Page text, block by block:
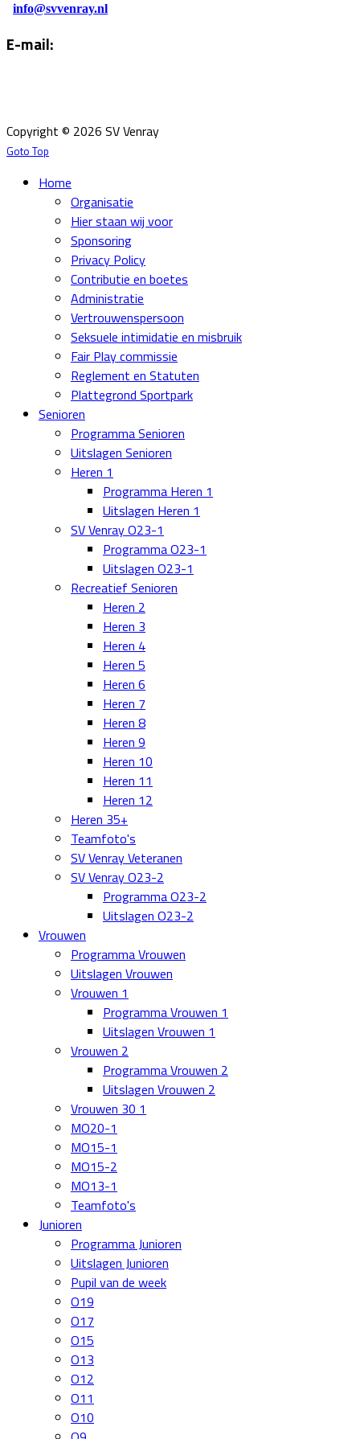
info@svvenray.nl
E-mail:
Copyright © 2026 SV Venray
Goto Top
Home
Organisatie
Hier staan wij voor
Sponsoring
Privacy Policy
Contributie en boetes
Administratie
Vertrouwenspersoon
Seksuele intimidatie en misbruik
Fair Play commissie
Reglement en Statuten
Plattegrond Sportpark
Senioren
Programma Senioren
Uitslagen Senioren
Heren 1
Programma Heren 1
Uitslagen Heren 1
SV Venray O23-1
Programma O23-1
Uitslagen O23-1
Recreatief Senioren
Heren 2
Heren 3
Heren 4
Heren 5
Heren 6
Heren 7
Heren 8
Heren 9
Heren 10
Heren 11
Heren 12
Heren 35+
Teamfoto's
SV Venray Veteranen
SV Venray O23-2
Programma O23-2
Uitslagen O23-2
Vrouwen
Programma Vrouwen
Uitslagen Vrouwen
Vrouwen 1
Programma Vrouwen 1
Uitslagen Vrouwen 1
Vrouwen 2
Programma Vrouwen 2
Uitslagen Vrouwen 2
Vrouwen 30 1
MO20-1
MO15-1
MO15-2
MO13-1
Teamfoto's
Junioren
Programma Junioren
Uitslagen Junioren
Pupil van de week
O19
O17
O15
O13
O12
O11
O10